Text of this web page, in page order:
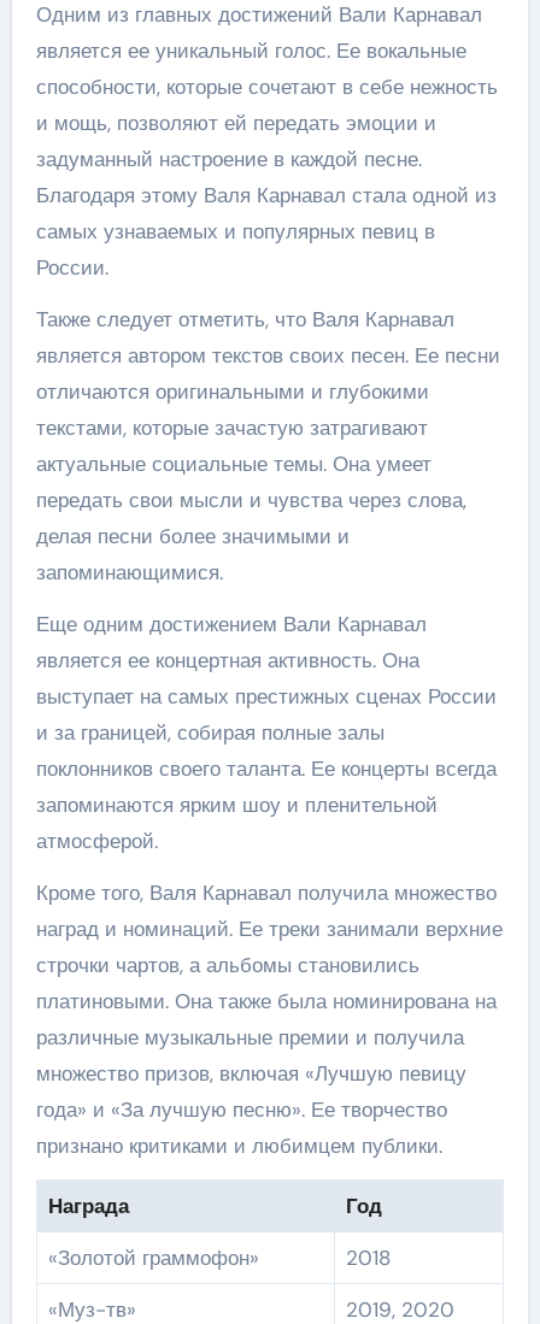
Одним из главных достижений Вали Карнавал
является ее уникальный голос. Ее вокальные
способности, которые сочетают в себе нежность
и мощь, позволяют ей передать эмоции и
задуманный настроение в каждой песне.
Благодаря этому Валя Карнавал стала одной из
самых узнаваемых и популярных певиц в
России.
Также следует отметить, что Валя Карнавал
является автором текстов своих песен. Ее песни
отличаются оригинальными и глубокими
текстами, которые зачастую затрагивают
актуальные социальные темы. Она умеет
передать свои мысли и чувства через слова,
делая песни более значимыми и
запоминающимися.
Еще одним достижением Вали Карнавал
является ее концертная активность. Она
выступает на самых престижных сценах России
и за границей, собирая полные залы
поклонников своего таланта. Ее концерты всегда
запоминаются ярким шоу и пленительной
атмосферой.
Кроме того, Валя Карнавал получила множество
наград и номинаций. Ее треки занимали верхние
строчки чартов, а альбомы становились
платиновыми. Она также была номинирована на
различные музыкальные премии и получила
множество призов, включая «Лучшую певицу
года» и «За лучшую песню». Ее творчество
признано критиками и любимцем публики.
Награда
Год
«Золотой граммофон»
2018
«Муз-тв»
2019, 2020